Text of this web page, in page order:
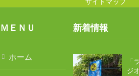
ＭＥＮＵ
ホーム
新着情報
「ラ
ジオ
特別養護老人ホーム チアフル遠見塚
遠見塚デイサービスセンター